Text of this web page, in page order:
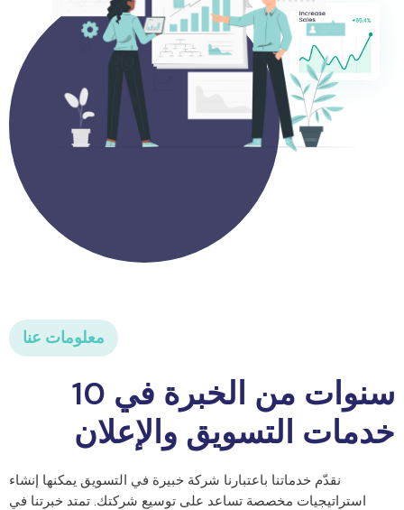
معلومات عنا
10 سنوات من الخبرة في
خدمات التسويق والإعلان
نقدّم خدماتنا باعتبارنا شركة خبيرة في التسويق يمكنها إنشاء
استراتيجيات مخصصة تساعد على توسيع شركتك. تمتد خبرتنا في